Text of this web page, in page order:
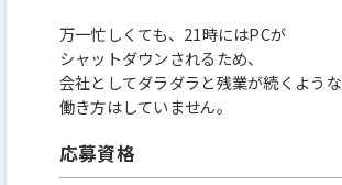
万一忙しくても、21時にはPCが
シャットダウンされるため、
会社としてダラダラと残業が続くような
働き方はしていません。
応募資格